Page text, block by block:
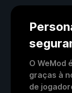
O WeMod
graças à
de